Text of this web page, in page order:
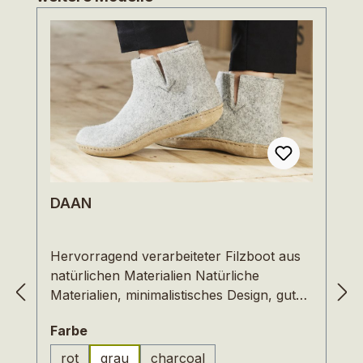
DAAN
Hervorragend verarbeiteter Filzboot aus
natürlichen Materialien Natürliche
Materialien, minimalistisches Design, gute
Verarbeitung lassen den Filzboot nicht nur
schön aussehen, er wärmt auch noch
Farbeauswählen
rot
grau charcoal